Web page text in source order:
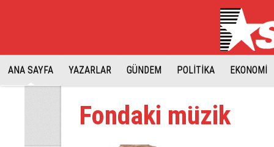
ANA SAYFA YAZARLAR GÜNDEM POLİTİKA EKONOMİ
Fondaki müzik